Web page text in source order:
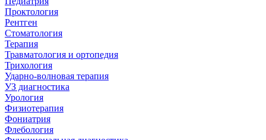
Проктология
Рентген
Стоматология
Терапия
Травматология и ортопедия
Трихология
Ударно-волновая терапия
УЗ диагностика
Урология
Физиотерапия
Фониатрия
Флебология